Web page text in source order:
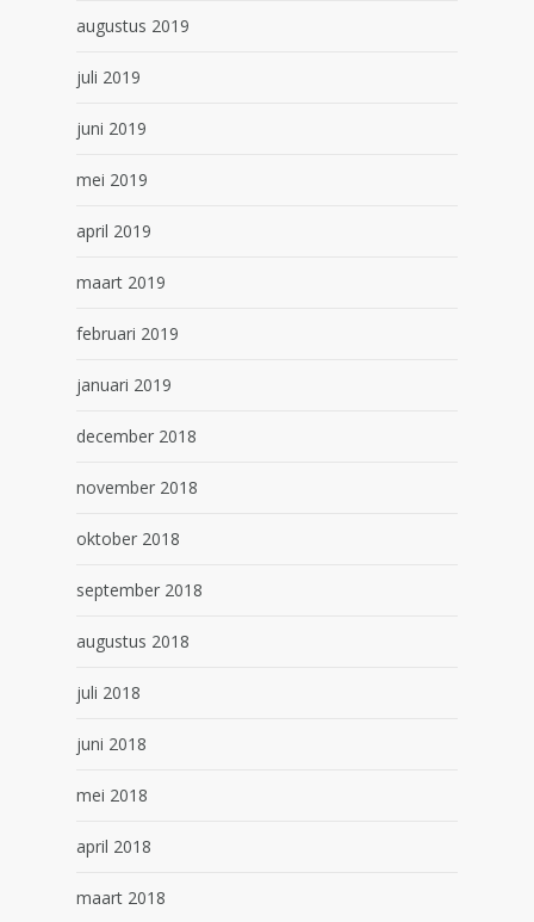
augustus 2019
juli 2019
juni 2019
mei 2019
april 2019
maart 2019
februari 2019
januari 2019
december 2018
november 2018
oktober 2018
september 2018
augustus 2018
juli 2018
juni 2018
mei 2018
april 2018
maart 2018